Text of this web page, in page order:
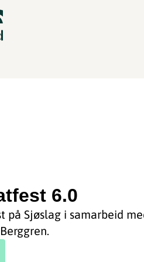
6.0
på Sjøslag i samarbeid